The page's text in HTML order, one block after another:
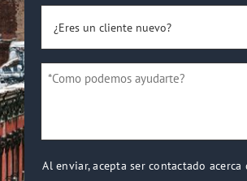
un
nuevo?
*Como
*
Al enviar, acepta ser contactado